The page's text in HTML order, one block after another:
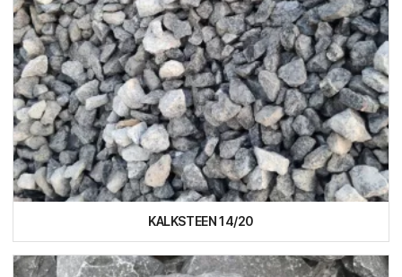
KALKSTEEN 14/20